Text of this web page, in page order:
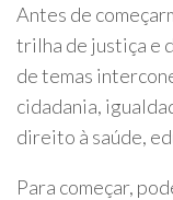
Antes de
trilha de justiça e
de temas
cidadania,
direito à saúde,
Para começar,